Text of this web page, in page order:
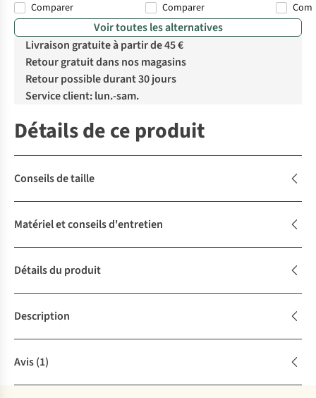
Comparer
Comparer
Voir toutes les alternatives
Livraison gratuite à partir de 45 €
Retour gratuit dans nos magasins
Retour possible durant 30 jours
Service client: lun.-sam.
Détails de ce produit
Conseils de taille
Matériel et conseils d'entretien
Détails du produit
Description
Avis(1)